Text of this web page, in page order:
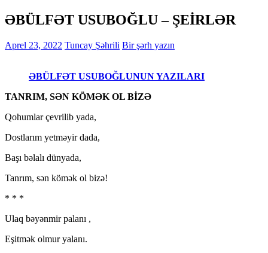
ƏBÜLFƏT USUBOĞLU – ŞEİRLƏR
Aprel 23, 2022 Tuncay Şəhrili Bir şərh yazın
ƏBÜLFƏT USUBOĞLUNUN YAZILARI
TANRIM, SƏN KÖMƏK OL BİZƏ
Qohumlar çevrilib yada,
Dostlarım yetməyir dada,
Başı bəlalı dünyada,
Tanrım, sən kömək ol bizə!
* * *
Ulaq bəyənmir palanı ,
Eşitmək olmur yalanı.